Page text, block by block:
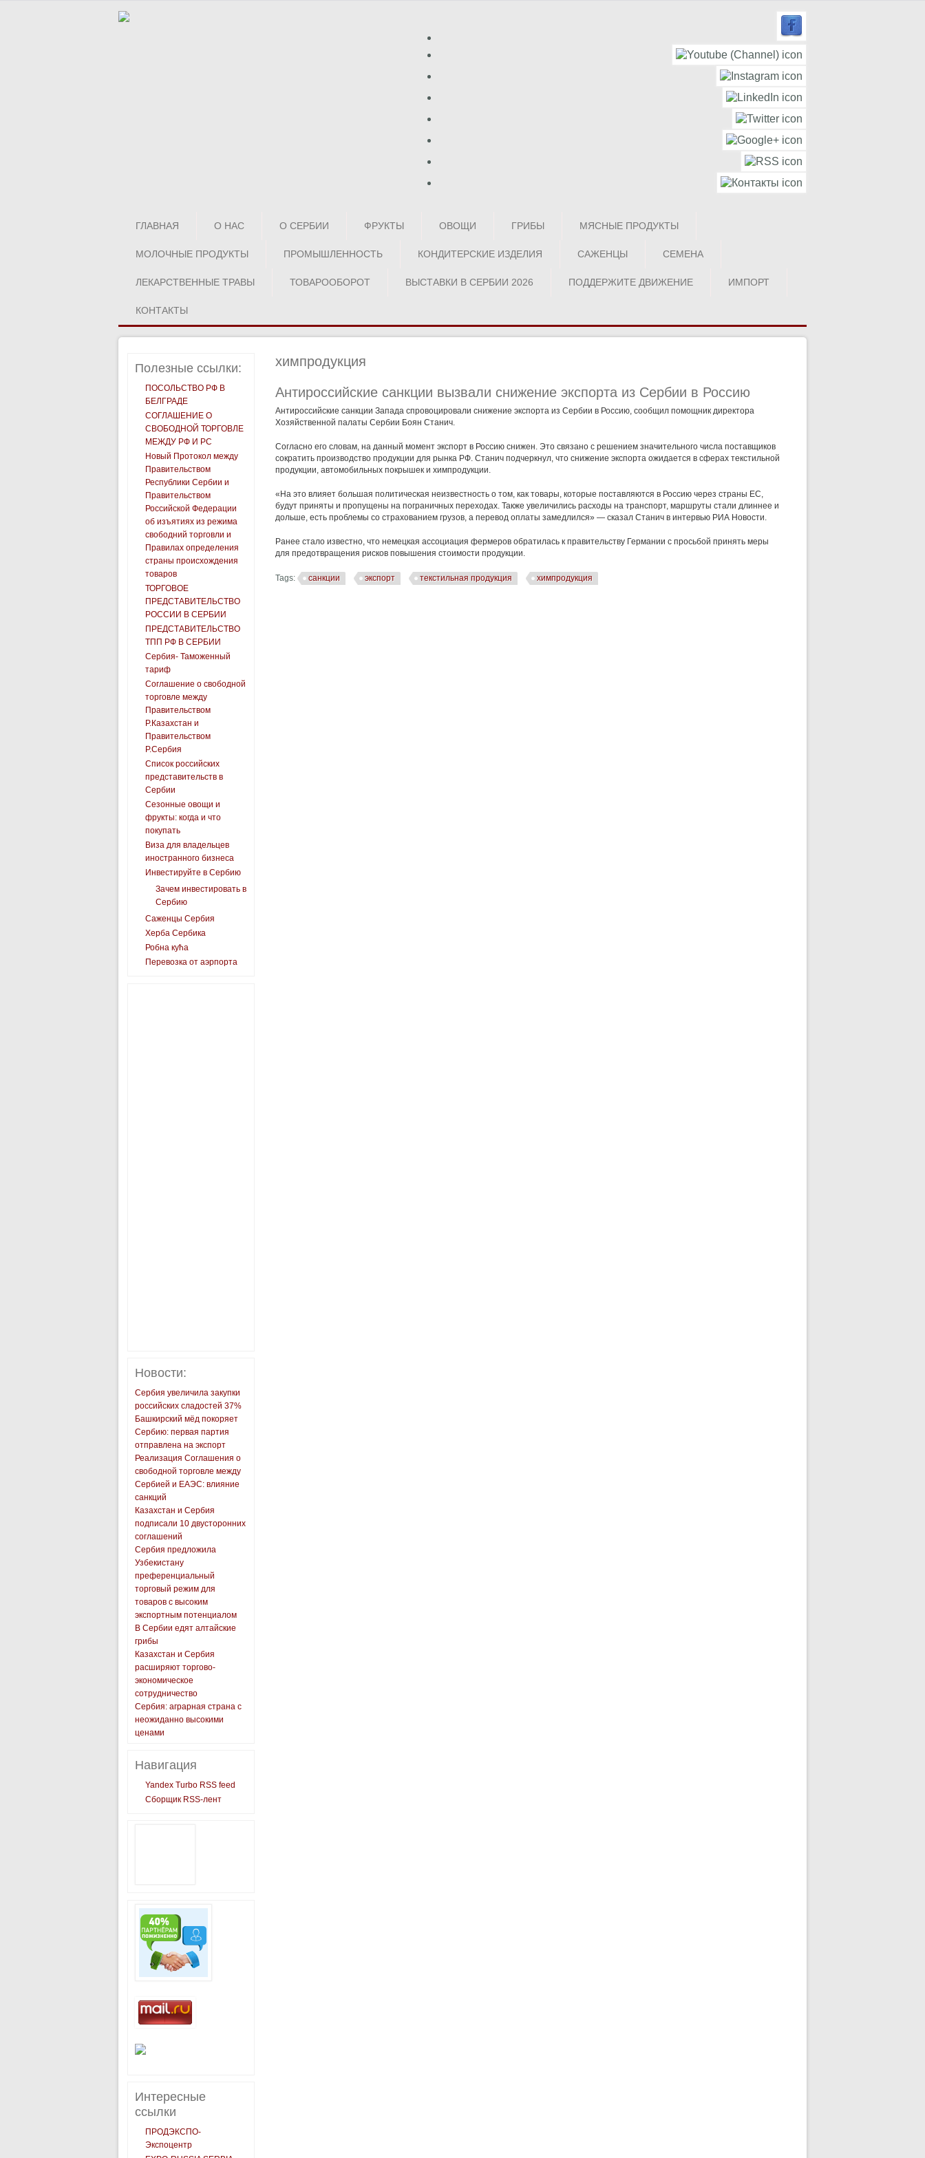
ГЛАВНАЯ О НАС O СЕРБИИ ФРУКТЫ ОВОЩИ ГРИБЫ МЯСНЫЕ ПРОДУКТЫ
МОЛОЧНЫЕ ПРОДУКТЫ ПРОМЫШЛЕННОСТЬ КОНДИТЕРСКИЕ ИЗДЕЛИЯ САЖЕНЦЫ СЕМЕНА
ЛЕКАРСТВЕННЫЕ ТРАВЫ ТОВАРООБОРОТ ВЫСТАВКИ В СЕРБИИ 2026 ПОДДЕРЖИТЕ ДВИЖЕНИЕ ИМПОРТ
КОНТАКТЫ
химпродукция
Антироссийские санкции вызвали снижение экспорта из Сербии в Россию
Антироссийские санкции Запада спровоцировали снижение экспорта из Сербии в Россию, сообщил помощник директора
Хозяйственной палаты Сербии Боян Станич.
Согласно его словам, на данный момент экспорт в Россию снижен. Это связано с решением значительного числа поставщиков
сократить производство продукции для рынка РФ. Станич подчеркнул, что снижение экспорта ожидается в сферах текстильной
продукции, автомобильных покрышек и химпродукции.
«На это влияет большая политическая неизвестность о том, как товары, которые поставляются в Россию через страны ЕС,
будут приняты и пропущены на пограничных переходах. Также увеличились расходы на транспорт, маршруты стали длиннее и
дольше, есть проблемы со страхованием грузов, а перевод оплаты замедлился» — сказал Станич в интервью РИА Новости.
Ранее стало известно, что немецкая ассоциация фермеров обратилась к правительству Германии с просьбой принять меры
для предотвращения рисков повышения стоимости продукции.
Tags: санкции экспорт текстильная продукция химпродукция
Полезные ссылки:
ПОСОЛЬСТВО РФ В
БЕЛГРАДЕ
СОГЛАШЕНИЕ О
СВОБОДНОЙ ТОРГОВЛЕ
МЕЖДУ РФ И РС
Новый Протокол между
Правительством
Республики Сербии и
Правительством
Российской Федерации
об изъятиях из режима
свободний торговли и
Правилах определения
страны происхождения
товаров
ТОРГОВОЕ
ПРЕДСТАВИТЕЛЬСТВО
РОССИИ В СЕРБИИ
ПРЕДСТАВИТЕЛЬСТВО
ТПП РФ В СЕРБИИ
Сербия- Таможенный
тариф
Соглашение о свободной
торговле между
Правительством
Р.Казахстан и
Правительством
Р.Сербия
Список российских
представительств в
Сербии
Сезонные овощи и
фрукты: когда и что
покупать
Виза для владельцев
иностранного бизнеса
Инвестируйте в Сербию
Зачем инвестировать в
Сербию
Саженцы Сербия
Херба Сербика
Робна кућа
Перевозка от аэрпорта
Новости:
Сербия увеличила закупки
российских сладостей 37%
Башкирский мёд покоряет
Сербию: первая партия
отправлена на экспорт
Реализация Соглашения о
свободной торговле между
Сербией и ЕАЭС: влияние
санкций
Казахстан и Сербия
подписали 10 двусторонних
соглашений
Сербия предложила
Узбекистану
преференциальный
торговый режим для
товаров с высоким
экспортным потенциалом
В Сербии едят алтайские
грибы
Казахстан и Сербия
расширяют торгово-
экономическое
сотрудничество
Сербия: аграрная страна с
неожиданно высокими
ценами
Навигация
Yandex Turbo RSS feed
Сборщик RSS-лент
Интересные
ссылки
ПРОДЭКСПО-
Экспоцентр